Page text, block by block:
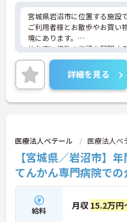
宮城県岩沼市に位置する施設で
ご利用者様とお散歩やお買い
境にあります。
仙台市に複数の施設を展開す
いたサービスを提供しています
これから介護業界へチャレン
す。
ご興味ある方には、面接対策
詳細をお話しいたしますので
詳細を見る
医療法人ベテール 医療法人ベ
【宮城県／岩沼市】
てんかん専門病院で
給料 月収 15.2万円